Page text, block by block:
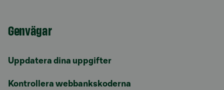
Genvägar
Uppdatera dina uppgifter
Kontrollera webbankskoderna